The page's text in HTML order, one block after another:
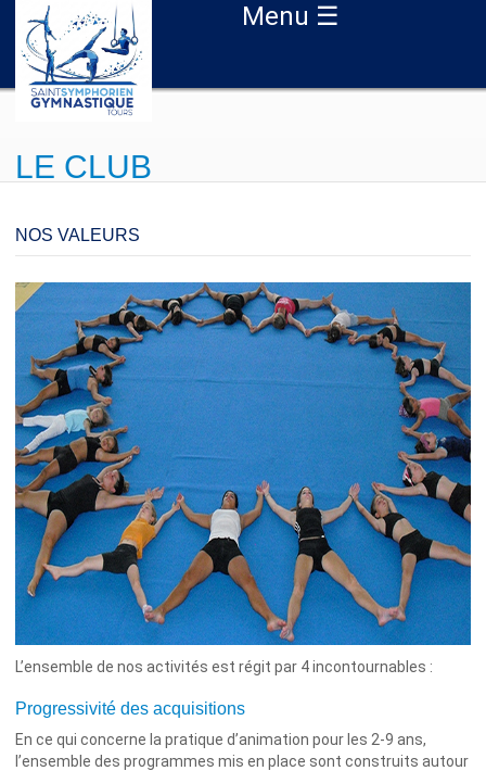
Aller au contenu principal Menu ☰
LE CLUB
NOS VALEURS
L’ensemble de nos activités est régit par 4 incontournables :
Progressivité des acquisitions
En ce qui concerne la pratique d’animation pour les 2-9 ans,
l’ensemble des programmes mis en place sont construits autour